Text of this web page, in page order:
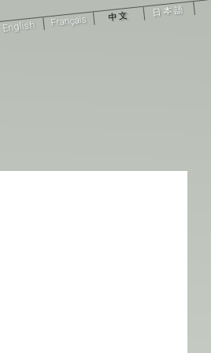
English Français 中文 日本語